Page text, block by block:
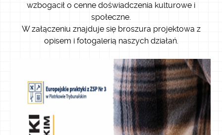
wzbogacił o cenne doświadczenia kulturowe i
społeczne.
W załączeniu znajduje się broszura projektowa z
opisem i fotogalerią naszych działań.